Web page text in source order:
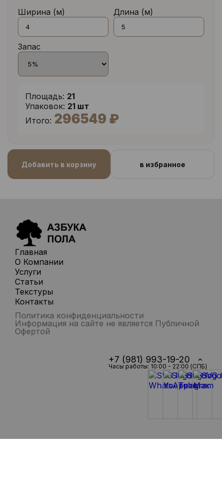
Ширина (м) Длина (м)
Запас
Площадь: 21
Упаковок: 21 шт
Итого: 296549 ₽
Добавить в корзину в избранное
Главная
О Компании
Услуги
Статьи
Текстуры
Контакты
Политика конфиденциальности
Информация на сайте не является Публичной
Офертой
+7 (981) 993-19-20
Часы работы: 10:00 - 22:00 (СПБ)